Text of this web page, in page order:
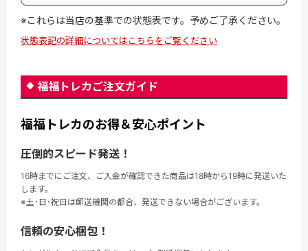
※これらは当店の基準での状態表です。予めご了承ください。
状態表記の詳細についてはこちらをご覧ください
福福トレカご注文ガイド
福福トレカのお得＆安心ポイント
圧倒的スピード発送！
16時までにご注文、ご入金が確認できた商品は18時から19時に発送いた
します。
※土･日･祝日は郵送機関の都合、発送できない場合がございます。
信頼の安心梱包！